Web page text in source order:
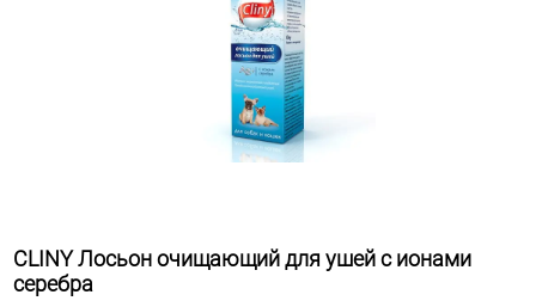
CLINY Лосьон очищающий для ушей с ионами
серебра